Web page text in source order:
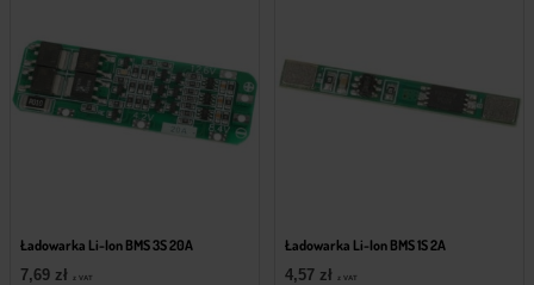
Ładowarka Li-Ion BMS 3S 20A
7,69 zł z VAT
Ładowarka Li-Ion BMS 1S 2A
4,57 zł z VAT